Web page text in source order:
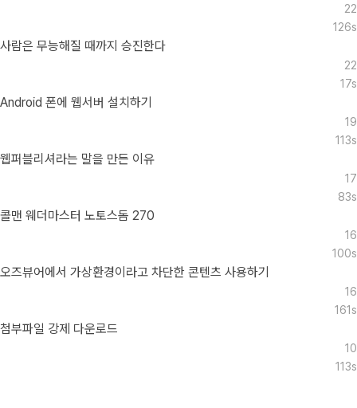
22
126s
사람은 무능해질 때까지 승진한다
22
17s
Android 폰에 웹서버 설치하기
19
113s
웹퍼블리셔라는 말을 만든 이유
17
83s
콜맨 웨더마스터 노토스돔 270
16
100s
오즈뷰어에서 가상환경이라고 차단한 콘텐츠 사용하기
16
161s
첨부파일 강제 다운로드
10
113s